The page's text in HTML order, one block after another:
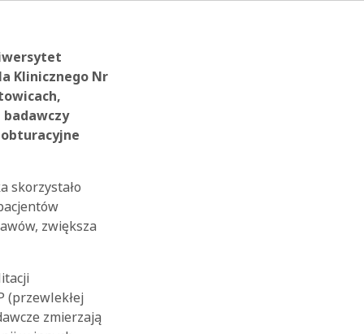
Klinicznego Nr
skorzystało
zwiększa
(przewlekłej
zmierzają